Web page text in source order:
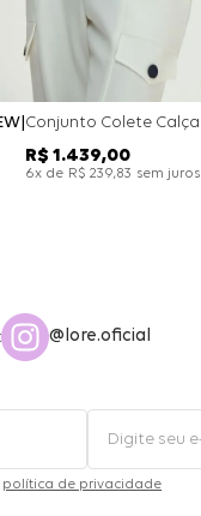
R$ 1 .439,00
6x de R$ 239,83 sem juros
@lore.oficial
política de privacidade